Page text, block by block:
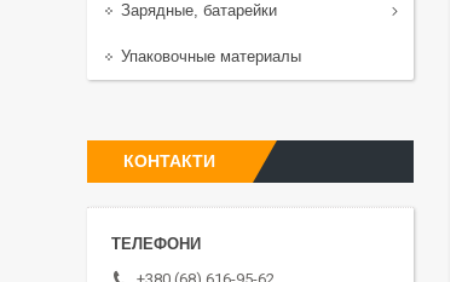
Зарядные, батарейки
Упаковочные материалы
КОНТАКТИ